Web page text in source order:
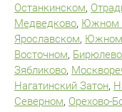
Останкинском,
Медведково, Южном
Ярославском, Южном
Восточном,
Зябликово,
Нагатинский Затон,
Северном, Орехово-